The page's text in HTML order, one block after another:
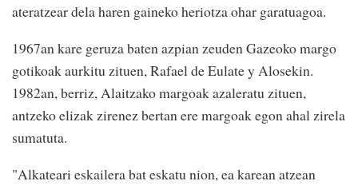
ateratzear dela haren gaineko heriotza ohar garatuagoa.
1967an kare geruza baten azpian zeuden Gazeoko margo
gotikoak aurkitu zituen, Rafael de Eulate y Alosekin.
1982an, berriz, Alaitzako margoak azaleratu zituen,
antzeko elizak zirenez bertan ere margoak egon ahal zirela
sumatuta.
"Alkateari eskailera bat eskatu nion, ea karean atzean